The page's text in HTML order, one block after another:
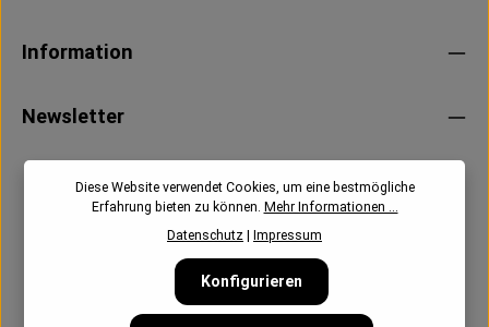
Information
Newsletter
Diese Website verwendet Cookies, um eine bestmögliche
Erfahrung bieten zu können. Mehr Informationen ...
Datenschutz
Impressum
Konfigurieren